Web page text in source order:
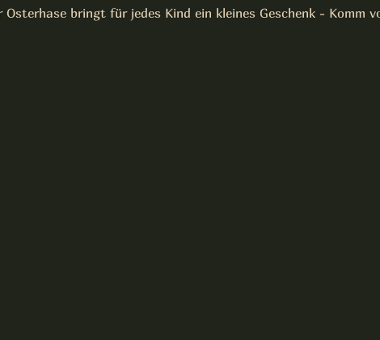
Osterhase bringt für jedes Kind ein kleines Geschenk - Komm